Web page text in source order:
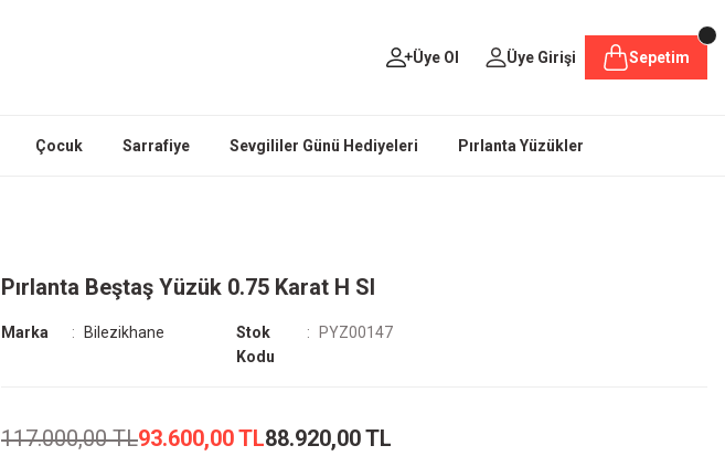
Üye Ol Üye Girişi Sepetim
Çocuk Sarrafiye Sevgililer Günü Hediyeleri Pırlanta Yüzükler
Pırlanta Beştaş Yüzük 0.75 Karat H SI
Marka Bilezikhane
Stok
Kodu
PYZ00147
117.000,00 TL93.600,00 TL88.920,00 TL